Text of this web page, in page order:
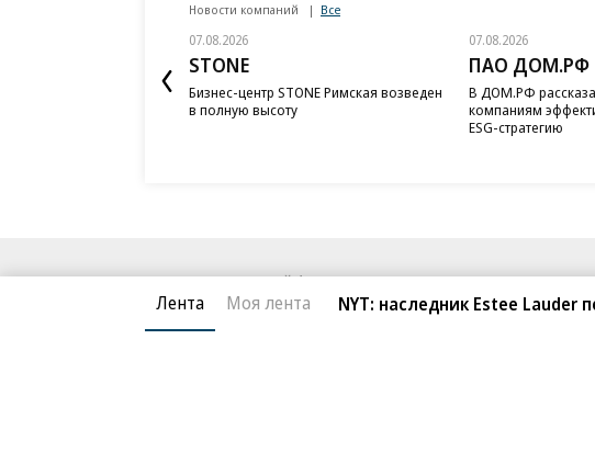
Новости компаний Все
07.08.2026
STONE
Бизнес-центр STONE Римская возведен
в полную высоту
07.08.2026
ПАО ДОМ.РФ
В ДОМ.РФ
компаниям
ESG-стратегию
Лента Моя лента NYT: наследник Estee Lauder
Благотворительный фонд
О «Коммерсанте»
Архив